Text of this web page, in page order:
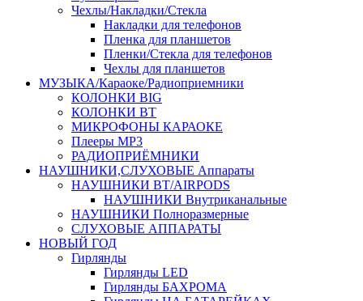
Чехлы/Накладки/Стекла
Накладки для телефонов
Пленка для планшетов
Пленки/Стекла для телефонов
Чехлы для планшетов
МУЗЫКА/Караоке/Радиоприемники
КОЛОНКИ BIG
КОЛОНКИ BT
МИКРОФОНЫ КАРАОКЕ
Плееры MP3
РАДИОПРИЁМНИКИ
НАУШНИКИ,СЛУХОВЫЕ Аппараты
НАУШНИКИ BT/AIRPODS
НАУШНИКИ Внутриканальные
НАУШНИКИ Полноразмерные
СЛУХОВЫЕ АППАРАТЫ
НОВЫЙ ГОД
Гирлянды
Гирлянды LED
Гирлянды БАХРОМА